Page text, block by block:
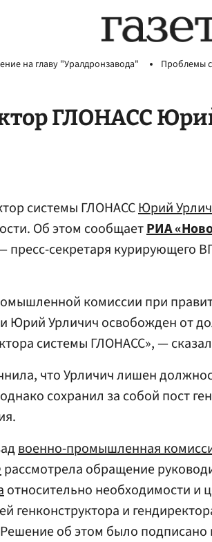
на главу "Уралдронзавода" Проблемы
ГЛОНАСС
системы ГЛОНАССЮрий
Об этом сообщаетРИА
секретаря курирующего
комиссии при
Юрий Урличич освобожден от
системы ГЛОНАСС», —
что Урличич лишен
сохранил за собой пост
военно-промышленная
рассмотрела обращение
относительно необходимости и
генконструктора и
об этом было